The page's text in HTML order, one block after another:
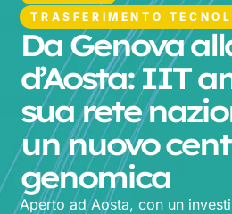
TRASFERIMENTO
Da Genova
d’Aosta: IIT
sua rete
un nuovo
genomica
Aperto ad Aosta, con un